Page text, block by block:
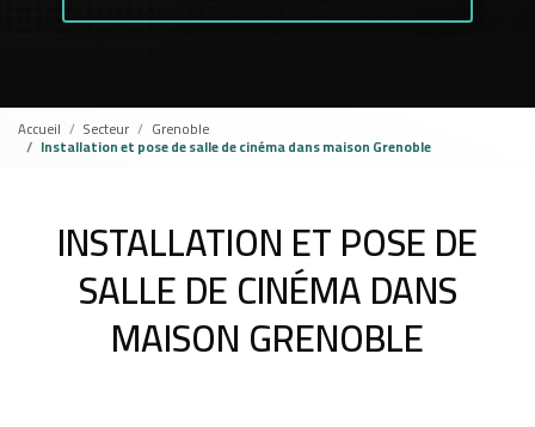
Accueil Secteur Grenoble
Installation et pose de salle de cinéma dans maison Grenoble
INSTALLATION ET POSE DE
SALLE DE CINÉMA DANS
MAISON GRENOBLE